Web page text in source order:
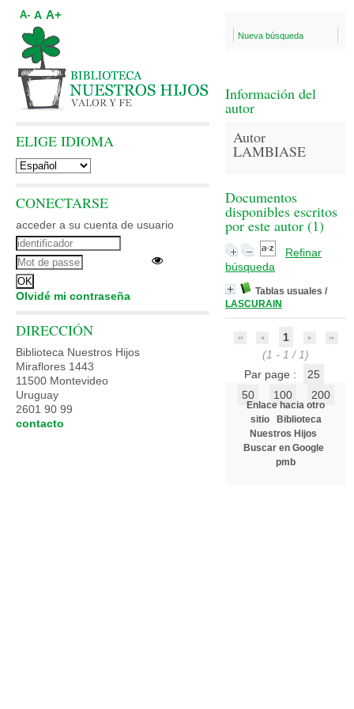
Nueva búsqueda
Información del
autor
Autor
LAMBIASE
Documentos
disponibles escritos
por este autor (1)
Refinar
búsqueda
Tablas usuales /
LASCURAIN
1
(1 - 1 / 1)
Par page :
25
50
100 200
Enlace hacia otro
sitio
Biblioteca
Nuestros Hijos
Buscar en Google
pmb
A- A A+
ELIGE IDIOMA
CONECTARSE
acceder a su cuenta de usuario
Olvidé mi contraseña
DIRECCIÓN
Biblioteca Nuestros Hijos
Miraflores 1443
11500 Montevideo
Uruguay
2601 90 99
contacto